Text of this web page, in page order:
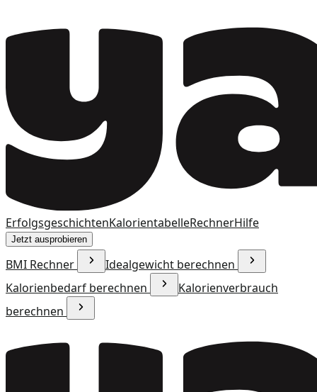
ErfolgsgeschichtenKalorientabelleRechnerHilfe
Jetzt ausprobieren
BMI Rechner
Idealgewicht berechnen
Kalorienbedarf berechnen
Kalorienverbrauch
berechnen